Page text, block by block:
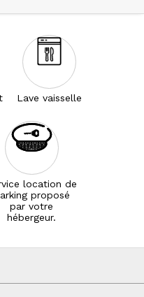
Lave vaisselle
location de
proposé
par votre
hébergeur.